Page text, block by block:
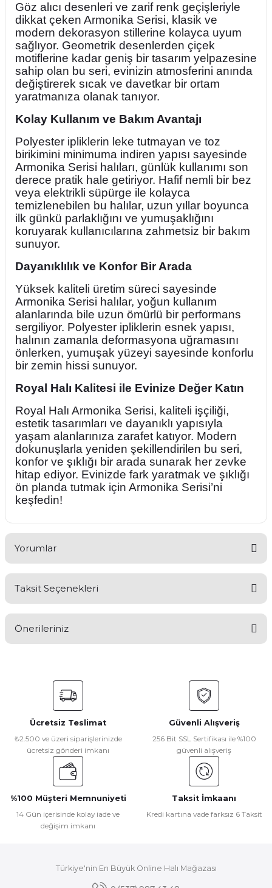
Göz alıcı desenleri ve zarif renk geçişleriyle
dikkat çeken Armonika Serisi, klasik ve
modern dekorasyon stillerine kolayca uyum
sağlıyor. Geometrik desenlerden çiçek
motiflerine kadar geniş bir tasarım yelpazesine
sahip olan bu seri, evinizin atmosferini anında
değiştirerek sıcak ve davetkar bir ortam
yaratmanıza olanak tanıyor.
Kolay Kullanım ve Bakım Avantajı
Polyester ipliklerin leke tutmayan ve toz
birikimini minimuma indiren yapısı sayesinde
Armonika Serisi halıları, günlük kullanımı son
derece pratik hale getiriyor. Hafif nemli bir bez
veya elektrikli süpürge ile kolayca
temizlenebilen bu halılar, uzun yıllar boyunca
ilk günkü parlaklığını ve yumuşaklığını
koruyarak kullanıcılarına zahmetsiz bir bakım
sunuyor.
Dayanıklılık ve Konfor Bir Arada
Yüksek kaliteli üretim süreci sayesinde
Armonika Serisi halılar, yoğun kullanım
alanlarında bile uzun ömürlü bir performans
sergiliyor. Polyester ipliklerin esnek yapısı,
halının zamanla deformasyona uğramasını
önlerken, yumuşak yüzeyi sayesinde konforlu
bir zemin hissi sunuyor.
Royal Halı Kalitesi ile Evinize Değer Katın
Royal Halı Armonika Serisi, kaliteli işçiliği,
estetik tasarımları ve dayanıklı yapısıyla
yaşam alanlarınıza zarafet katıyor. Modern
dokunuşlarla yeniden şekillendirilen bu seri,
konfor ve şıklığı bir arada sunarak her zevke
hitap ediyor. Evinizde fark yaratmak ve şıklığı
ön planda tutmak için Armonika Serisi’ni
keşfedin!
Yorumlar
Yorum Yaz
Taksit Seçenekleri
Önerileriniz
konularda yetersiz gördüğünüz noktaları öneri formunu
kullanarak tarafımıza iletebilirsiniz.
Görüş ve önerileriniz için teşekkür ederiz.
Ürün resmi kalitesiz, bozuk veya görüntülenemiyor.
Ürün açıklamasında eksik bilgiler bulunuyor.
Ürün bilgilerinde hatalar bulunuyor.
Ürün fiyatı diğer sitelerden daha pahalı.
Ücretsiz Teslimat
₺2.500 ve üzeri siparişlerinizde
ücretsiz gönderi imkanı
Güvenli Alışveriş
256 Bit SSL Sertifikası ile %100
güvenli alışveriş
%100 Müşteri Memnuniyeti
14 Gün içerisinde kolay iade ve
değişim imkanı
Taksit İmkaanı
Kredi kartına vade farksız 6 Taksit
Türkiye'nin En Büyük Online Halı Mağazası